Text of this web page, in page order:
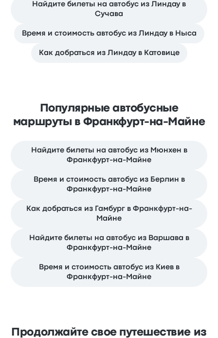
Найдите билеты на автобус из Линдау в
Сучава
Время и стоимость автобус из Линдау в Ныса
Как добраться из Линдау в Катовице
Популярные автобусные
маршруты в Франкфурт-на-Майне
Найдите билеты на автобус из Мюнхен в
Франкфурт-на-Майне
Время и стоимость автобус из Берлин в
Франкфурт-на-Майне
Как добраться из Гамбург в Франкфурт-на-
Майне
Найдите билеты на автобус из Варшава в
Франкфурт-на-Майне
Время и стоимость автобус из Киев в
Франкфурт-на-Майне
Продолжайте свое путешествие из